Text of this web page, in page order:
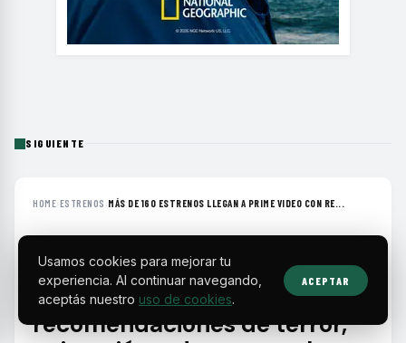
SIGUIENTE
HOME›ESTRENOS ›MÁS DE 160 ESTRENOS LLEGAN A PRIME VIDEO CON RE...
ESTRENOS
Más de 160 estrenos llegan a
Prime Video con
recomendaciones de terror,
Usamos cookies para mejorar tu
experiencia. Al continuar navegando,
aceptás nuestro uso de cookies.
ACEPTAR